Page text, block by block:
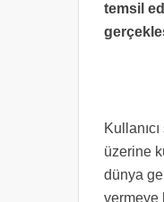
temsil
üzerine
dünya
vermeye